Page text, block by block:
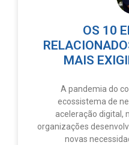
OS 10
MAIS
A pandemia do
ecossistema de
aceleração digital,
organizações
novas